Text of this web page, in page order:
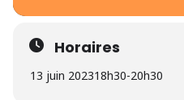
Horaires
13 juin 202318h30-20h30